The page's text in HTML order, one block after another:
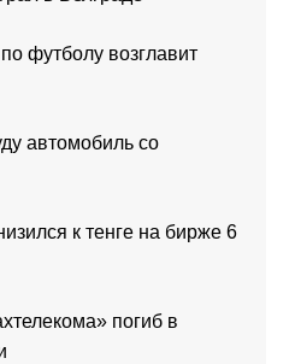
футболу возглавит
автомобиль со
к тенге на бирже 6
погиб в